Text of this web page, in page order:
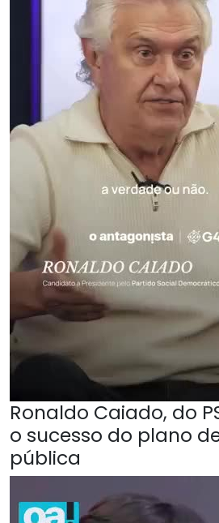
Ronaldo Caiado, do
o sucesso do plano
pública